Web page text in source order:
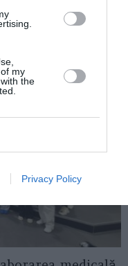
my
the
Privacy Policy
DE